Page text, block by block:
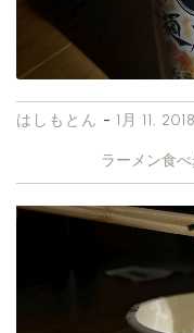
はしもとん - 1月 11, 2018
ラーメン食べ